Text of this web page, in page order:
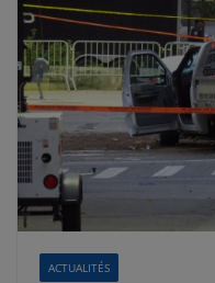
ACTUALITÉS